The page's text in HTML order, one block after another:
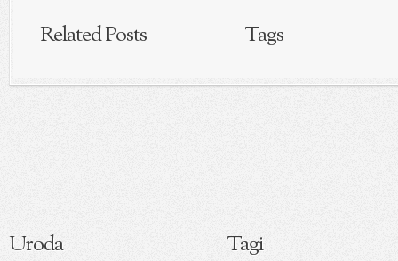
Related Posts Tags
Uroda
Tagi